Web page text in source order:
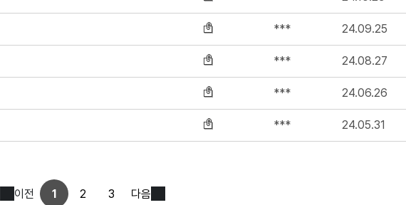
*** 24.09.25
*** 24.08.27
*** 24.06.26
*** 24.05.31
이전 1 2 3 다음